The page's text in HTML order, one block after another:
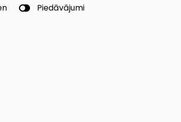
Piedāvājumi